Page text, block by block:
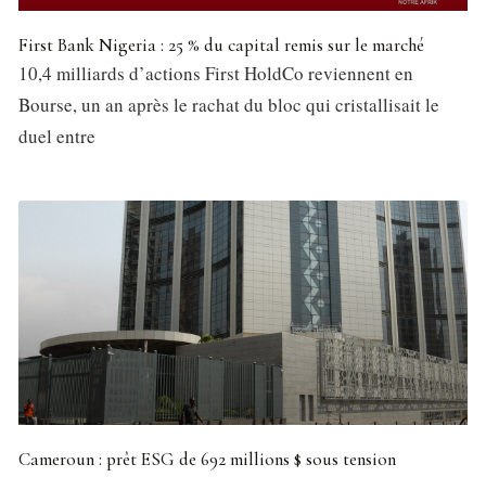
First Bank Nigeria : 25 % du capital remis sur le marché
10,4 milliards d’actions First HoldCo reviennent en
Bourse, un an après le rachat du bloc qui cristallisait le
duel entre
Cameroun : prêt ESG de 692 millions $ sous tension